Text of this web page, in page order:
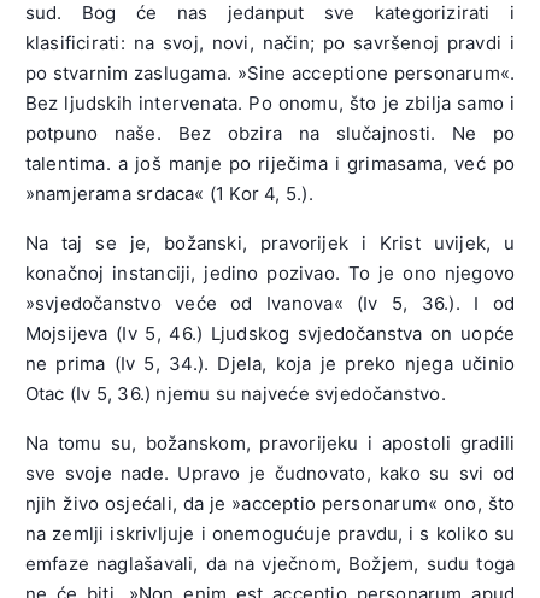
sud. Bog će nas jedanput sve kategorizirati i
klasificirati: na svoj, novi, način; po savršenoj pravdi i
po stvarnim zaslugama. »Sine acceptione personarum«.
Bez ljudskih intervenata. Po onomu, što je zbilja samo i
potpuno naše. Bez obzira na slučajnosti. Ne po
talentima. a još manje po riječima i grimasama, već po
»namjerama srdaca« (1 Kor 4, 5.).
Na taj se je, božanski, pravorijek i Krist uvijek, u
konačnoj instanciji, jedino pozivao. To je ono njegovo
»svjedočanstvo veće od Ivanova« (Iv 5, 36.). I od
Mojsijeva (Iv 5, 46.) Ljudskog svjedočanstva on uopće
ne prima (Iv 5, 34.). Djela, koja je preko njega učinio
Otac (Iv 5, 36.) njemu su najveće svjedočanstvo.
Na tomu su, božanskom, pravorijeku i apostoli gradili
sve svoje nade. Upravo je čudnovato, kako su svi od
njih živo osjećali, da je »acceptio personarum« ono, što
na zemlji iskrivljuje i onemogućuje pravdu, i s koliko su
emfaze naglašavali, da na vječnom, Božjem, sudu toga